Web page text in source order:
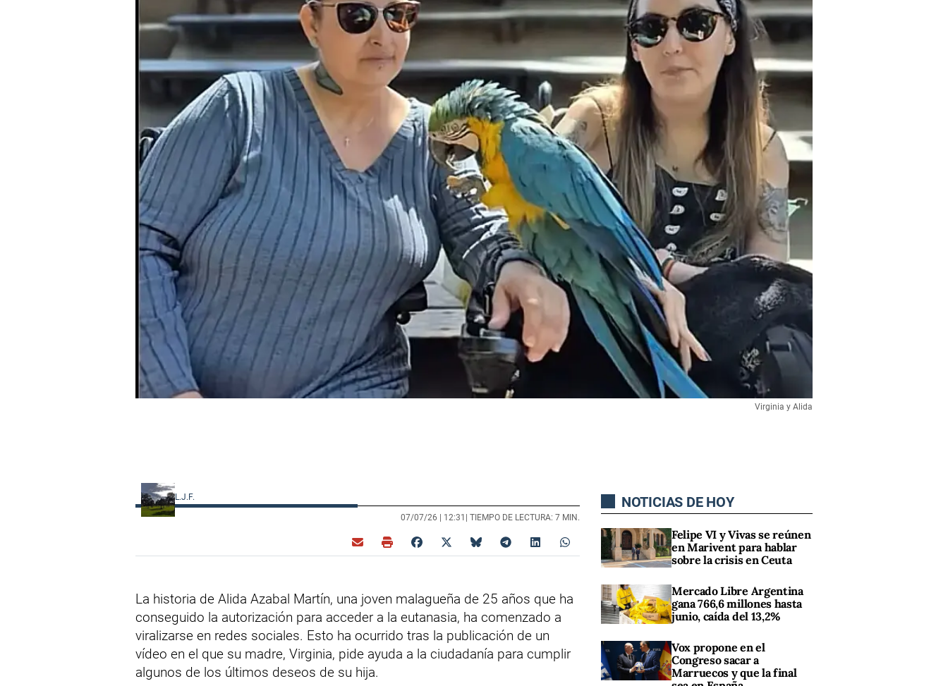
Virginia y Alida
L.J.F.
07/07/26 | 12:31 | TIEMPO DE LECTURA: 7 MIN.
La historia de Alida Azabal Martín, una joven malagueña de 25 años que ha
conseguido la autorización para acceder a la eutanasia, ha comenzado a
viralizarse en redes sociales. Esto ha ocurrido tras la publicación de un
vídeo en el que su madre, Virginia, pide ayuda a la ciudadanía para cumplir
algunos de los últimos deseos de su hija.
NOTICIAS DE HOY
Felipe VI y Vivas se reúnen
en Marivent para hablar
sobre la crisis en Ceuta
Mercado Libre Argentina
gana 766,6 millones hasta
junio, caída del 13,2%
Vox propone en el
Congreso sacar a
Marruecos y que la final